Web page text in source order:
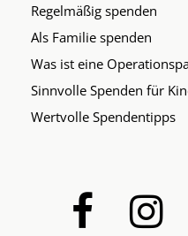
Regelmäßig spenden
Als Familie spenden
Was ist eine
Sinnvolle Spenden für
Wertvolle Spendentipps